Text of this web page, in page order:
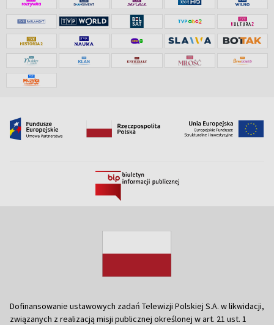
Dofinansowanie ustawowych zadań Telewizji Polskiej S.A. w likwidacji,
związanych z realizacją misji publicznej określonej w art. 21 ust. 1